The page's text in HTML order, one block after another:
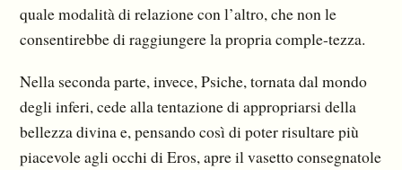
quale modalità di relazione con l’altro, che non le
consentirebbe di raggiungere la propria comple-tezza.
Nella seconda parte, invece, Psiche, tornata dal mondo
degli inferi, cede alla tentazione di appropriarsi della
bellezza divina e, pensando così di poter risultare più
piacevole agli occhi di Eros, apre il vasetto consegnatole